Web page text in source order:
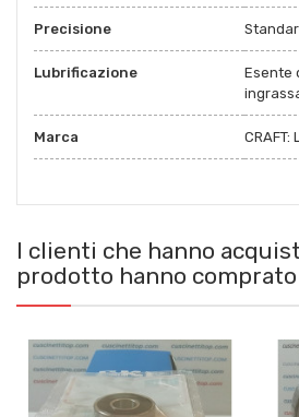
Precisione
Lubrificazione
Esente
Marca CRAFT:
I clienti che hanno
prodotto hanno comprato